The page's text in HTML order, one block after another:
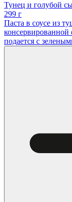
Тунец и голубой
299 г
Паста в соусе из
консервированной
подается с